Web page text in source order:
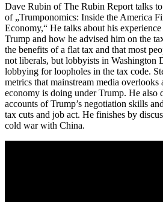
Dave Rubin of The Rubin Report talks
of „Trumponomics: Inside the America
Economy,“ He talks about his
Trump and how he advised him on the
the benefits of a flat tax and that most
not liberals, but lobbyists in Washington
lobbying for loopholes in the tax code.
metrics that mainstream media
economy is doing under Trump. He also
accounts of Trump’s negotiation skills
tax cuts and job act. He finishes by
cold war with China.